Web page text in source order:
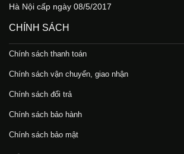
Hà Nội cấp ngày 08/5/2017
CHÍNH SÁCH
Chính sách thanh toán
Chính sách vận chuyển, giao nhận
Chính sách đổi trả
Chính sách bảo hành
Chính sách bảo mật